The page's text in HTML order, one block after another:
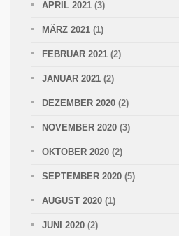
APRIL 2021 (3)
MÄRZ 2021 (1)
FEBRUAR 2021 (2)
JANUAR 2021 (2)
DEZEMBER 2020 (2)
NOVEMBER 2020 (3)
OKTOBER 2020 (2)
SEPTEMBER 2020 (5)
AUGUST 2020 (1)
JUNI 2020 (2)